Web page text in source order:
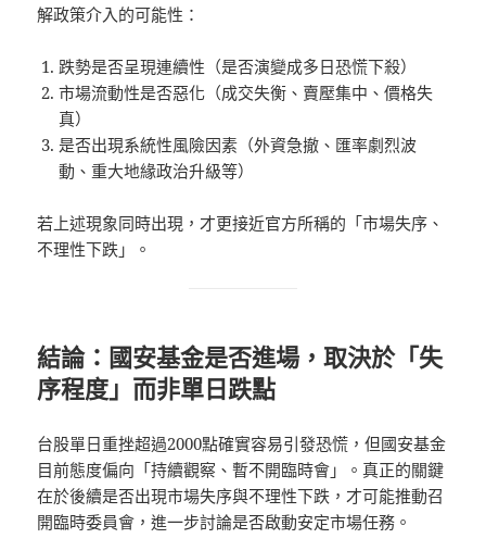
解政策介入的可能性：
跌勢是否呈現連續性（是否演變成多日恐慌下殺）
市場流動性是否惡化（成交失衡、賣壓集中、價格失
真）
是否出現系統性風險因素（外資急撤、匯率劇烈波
動、重大地緣政治升級等）
若上述現象同時出現，才更接近官方所稱的「市場失序、
不理性下跌」。
結論：國安基金是否進場，取決於「失
序程度」而非單日跌點
台股單日重挫超過2000點確實容易引發恐慌，但國安基金
目前態度偏向「持續觀察、暫不開臨時會」。真正的關鍵
在於後續是否出現市場失序與不理性下跌，才可能推動召
開臨時委員會，進一步討論是否啟動安定市場任務。